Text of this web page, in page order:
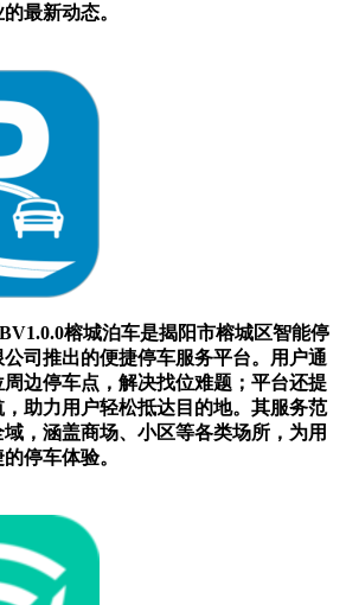
最新动态。
V1.0.0榕城泊车是揭阳市榕城区智能停
司推出的便捷停车服务平台。用户通
边停车点，解决找位难题；平台还提
助力用户轻松抵达目的地。其服务范
域，涵盖商场、小区等各类场所，为用
停车体验。